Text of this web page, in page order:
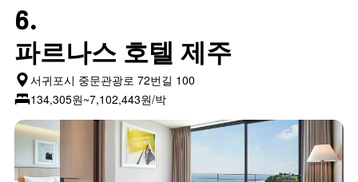
6.
파르나스 호텔 제주
서귀포시 중문관광로 72번길 100
134,305원~7,102,443원/박